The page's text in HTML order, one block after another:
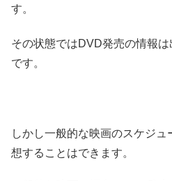
す。
その状態ではDVD発売の情報
です。
しかし一般的な映画のスケジ
想することはできます。